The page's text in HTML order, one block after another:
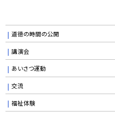
道徳の時間の公開
講演会
あいさつ運動
交流
福祉体験